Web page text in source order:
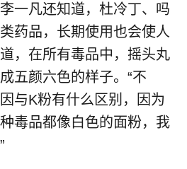
一凡还知道，杜冷丁、吗
药品，长期使用也会使人
，在所有毒品中，摇头丸
五颜六色的样子。“不
与K粉有什么区别，因为
毒品都像白色的面粉，我